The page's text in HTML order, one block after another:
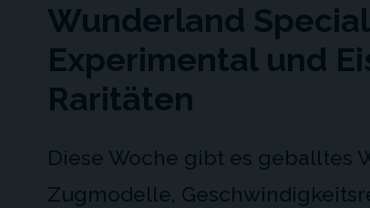
Wunderland
Experimental und
Raritäten
Diese Woche gibt es geballtes
Zugmodelle,